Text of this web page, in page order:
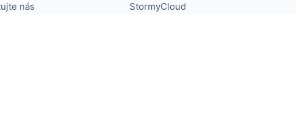
nás
StormyCloud